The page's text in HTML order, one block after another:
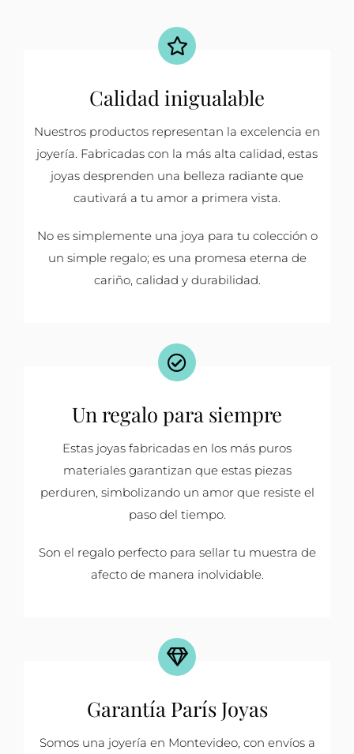
Calidad inigualable
Nuestros productos representan la excelencia en
joyería. Fabricadas con la más alta calidad, estas
joyas desprenden una belleza radiante que
cautivará a tu amor a primera vista.
No es simplemente una joya para tu colección o
un simple regalo; es una promesa eterna de
cariño, calidad y durabilidad.
Un regalo para siempre
Estas joyas fabricadas en los más puros
materiales garantizan que estas piezas
perduren, simbolizando un amor que resiste el
paso del tiempo.
Son el regalo perfecto para sellar tu muestra de
afecto de manera inolvidable.
Garantía París Joyas
Somos una joyería en Montevideo, con envíos a